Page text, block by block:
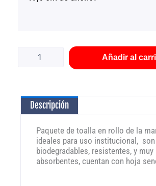
rollos
cantidad
Añadir al
Descripción
Paquete de toalla en rollo de la
ideales para uso institucional,
biodegradables, resistentes, y muy
absorbentes, cuentan con hoja